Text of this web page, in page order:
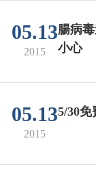
05.13
2015
腸病
小心
05.13
2015
5/30